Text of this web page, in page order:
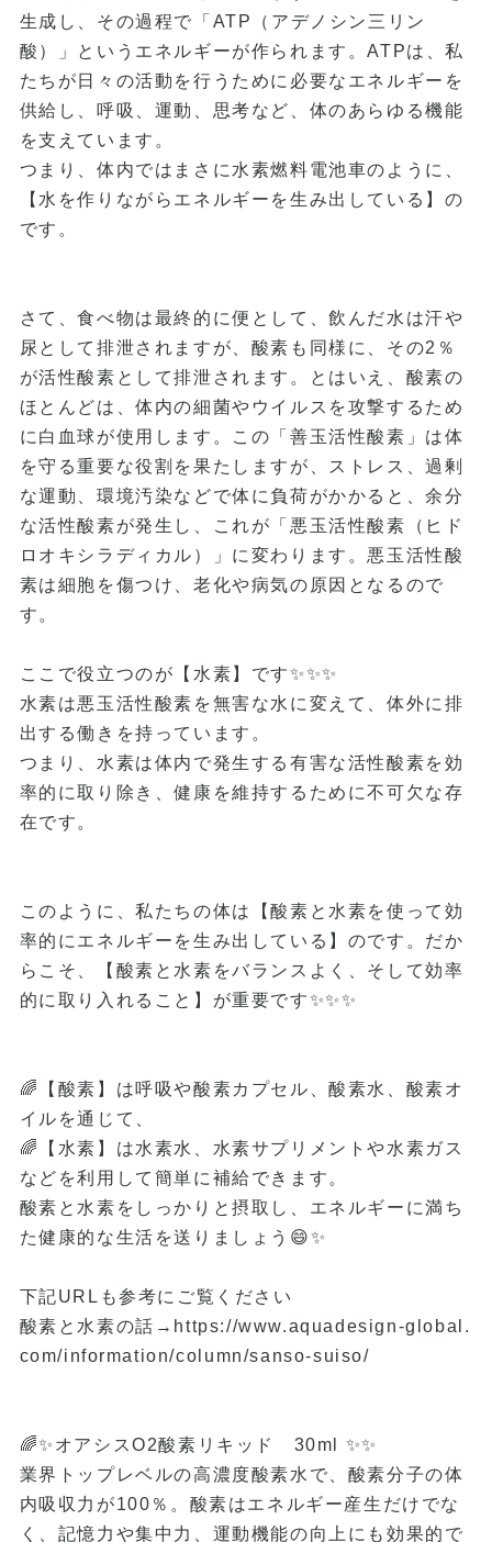
生成し、その過程で「ATP（アデノシン三リン
酸）」というエネルギーが作られます。ATPは、私
たちが日々の活動を行うために必要なエネルギーを
供給し、呼吸、運動、思考など、体のあらゆる機能
を支えています。
つまり、体内ではまさに水素燃料電池車のように、
【水を作りながらエネルギーを生み出している】の
です。
さて、食べ物は最終的に便として、飲んだ水は汗や
尿として排泄されますが、酸素も同様に、その2％
が活性酸素として排泄されます。とはいえ、酸素の
ほとんどは、体内の細菌やウイルスを攻撃するため
に白血球が使用します。この「善玉活性酸素」は体
を守る重要な役割を果たしますが、ストレス、過剰
な運動、環境汚染などで体に負荷がかかると、余分
な活性酸素が発生し、これが「悪玉活性酸素（ヒド
ロオキシラディカル）」に変わります。悪玉活性酸
素は細胞を傷つけ、老化や病気の原因となるので
す。
ここで役立つのが【水素】です✨✨✨
水素は悪玉活性酸素を無害な水に変えて、体外に排
出する働きを持っています。
つまり、水素は体内で発生する有害な活性酸素を効
率的に取り除き、健康を維持するために不可欠な存
在です。
このように、私たちの体は【酸素と水素を使って効
率的にエネルギーを生み出している】のです。だか
らこそ、【酸素と水素をバランスよく、そして効率
的に取り入れること】が重要です✨✨✨
🌈【酸素】は呼吸や酸素カプセル、酸素水、酸素オ
イルを通じて、
🌈【水素】は水素水、水素サプリメントや水素ガス
などを利用して簡単に補給できます。
酸素と水素をしっかりと摂取し、エネルギーに満ち
た健康的な生活を送りましょう😄✨
下記URLも参考にご覧ください
酸素と水素の話→ https://www.aquadesign-global.
com/information/column/sanso-suiso/
🌈✨オアシスO2酸素リキッド 30ml ✨✨
業界トップレベルの高濃度酸素水で、酸素分子の体
内吸収力が100％。酸素はエネルギー産生だけでな
く、記憶力や集中力、運動機能の向上にも効果的で